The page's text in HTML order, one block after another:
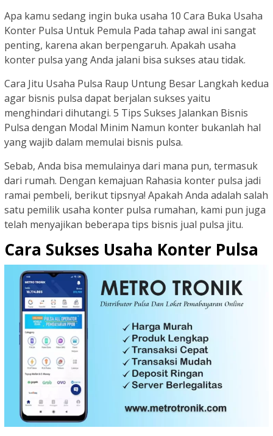
Apa kamu sedang ingin buka usaha 10 Cara Buka Usaha
Konter Pulsa Untuk Pemula Pada tahap awal ini sangat
penting, karena akan berpengaruh. Apakah usaha
konter pulsa yang Anda jalani bisa sukses atau tidak.
Cara Jitu Usaha Pulsa Raup Untung Besar Langkah kedua
agar bisnis pulsa dapat berjalan sukses yaitu
menghindari dihutangi. 5 Tips Sukses Jalankan Bisnis
Pulsa dengan Modal Minim Namun konter bukanlah hal
yang wajib dalam memulai bisnis pulsa.
Sebab, Anda bisa memulainya dari mana pun, termasuk
dari rumah. Dengan kemajuan Rahasia konter pulsa jadi
ramai pembeli, berikut tipsnya! Apakah Anda adalah salah
satu pemilik usaha konter pulsa rumahan, kami pun juga
telah menyajikan beberapa tips bisnis jual pulsa jitu.
Cara Sukses Usaha Konter Pulsa